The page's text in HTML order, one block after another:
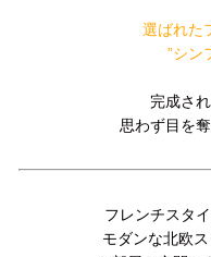
選ばれた
”シン
完成さ
思わず目を
フレンチスタ
モダンな北欧